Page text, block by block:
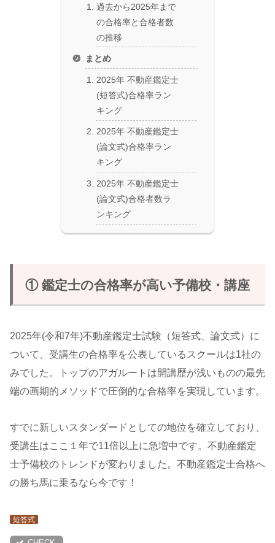
過去から2025年まで
の合格率と合格者数
の推移
まとめ
2025年 不動産鑑定士
(短答式)合格率ラン
キング
2025年 不動産鑑定士
(論文式)合格率ラン
キング
2025年 不動産鑑定士
(論文式)合格者数ラ
ンキング
① 鑑定士の合格率が高い予備校・講座
2025年(令和7年)不動産鑑定士試験（短答式、論文式）に
ついて、受講生の合格率を公表しているスクールは1社の
みでした。トップのアガルートは開講歴が浅いものの最先
端の画期的メソッドで圧倒的な合格率を実現しています。
すでに新しいスタンダードとしての地位を確立しており、
受講生はここ１年で11倍以上に急増中です。不動産鑑定
士予備校のトレンドが変わりました。不動産鑑定士合格へ
の勝ち馬に乗るなら今です！
短答式